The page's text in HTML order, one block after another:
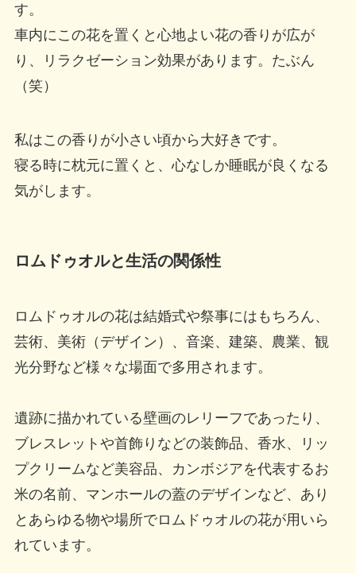
す。
車内にこの花を置くと心地よい花の香りが広が
り、リラクゼーション効果があります。たぶん
（笑）
私はこの香りが小さい頃から大好きです。
寝る時に枕元に置くと、心なしか睡眠が良くなる
気がします。
ロムドゥオルと生活の関係性
ロムドゥオルの花は結婚式や祭事にはもちろん、
芸術、美術（デザイン）、音楽、建築、農業、観
光分野など様々な場面で多用されます。
遺跡に描かれている壁画のレリーフであったり、
ブレスレットや首飾りなどの装飾品、香水、リッ
プクリームなど美容品、カンボジアを代表するお
米の名前、マンホールの蓋のデザインなど、あり
とあらゆる物や場所でロムドゥオルの花が用いら
れています。